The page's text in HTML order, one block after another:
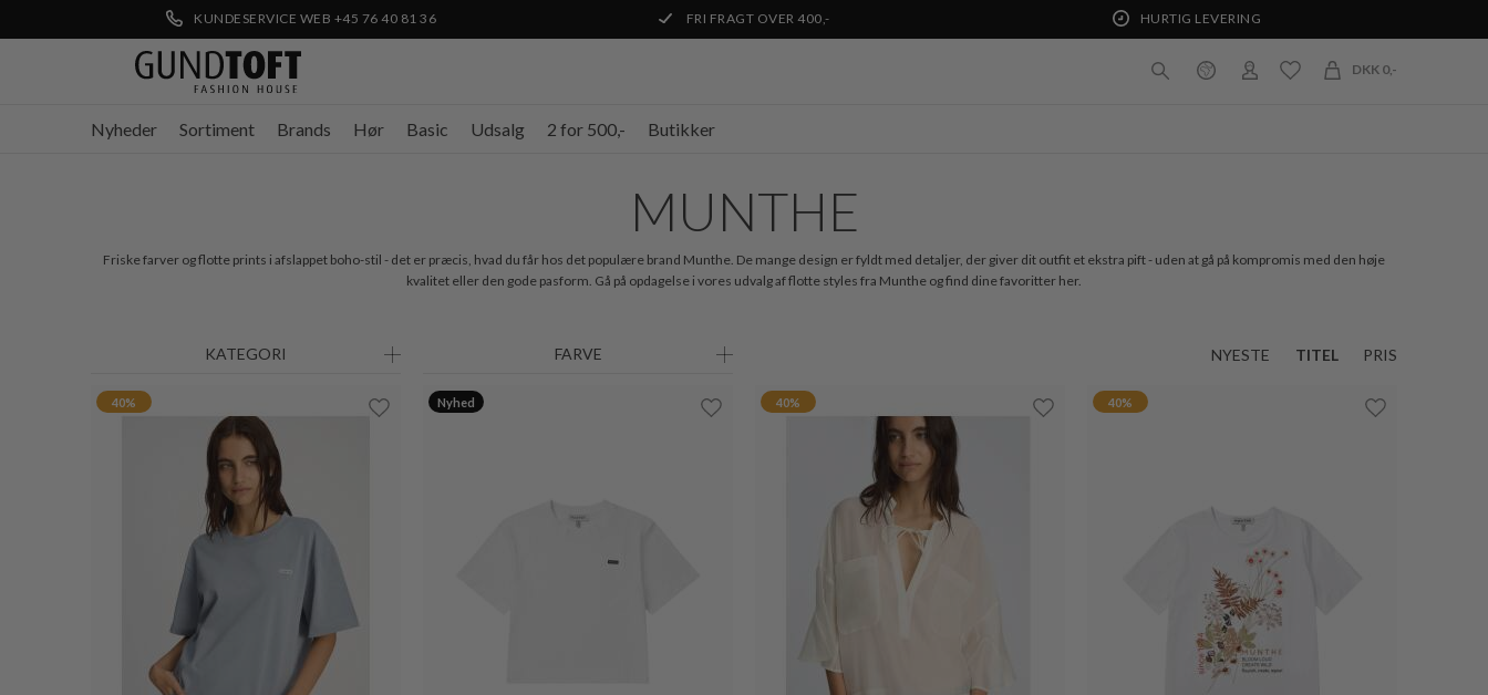
KUNDESERVICE WEB +45 76 40 81 36 FRI FRAGT OVER 400,- HURTIG LEVERING
DKK 0,-
Nyheder Sortiment Brands Hør Basic Udsalg 2 for 500,- Butikker
MUNTHE
Friske farver og flotte prints i afslappet boho-stil - det er præcis, hvad du får hos det populære brand Munthe. De mange design er fyldt med detaljer, der giver dit outfit et ekstra pift - uden at gå på kompromis med den høje
kvalitet eller den gode pasform. Gå på opdagelse i vores udvalg af flotte styles fra Munthe og find dine favoritter her.
KATEGORI FARVE NYESTE TITEL PRIS
40% Nyhed 40% 40%